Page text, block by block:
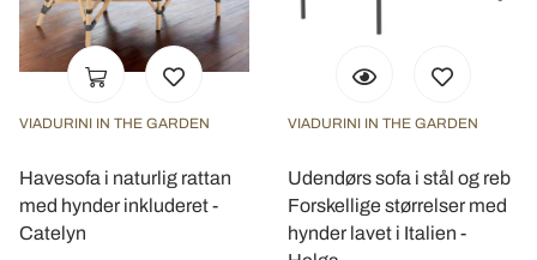
VIADURINI IN THE GARDEN
Havesofa i naturlig rattan
med hynder inkluderet -
Catelyn
VIADURINI IN THE GARDEN
Udendørs sofa i stål og reb
Forskellige størrelser med
hynder lavet i Italien -